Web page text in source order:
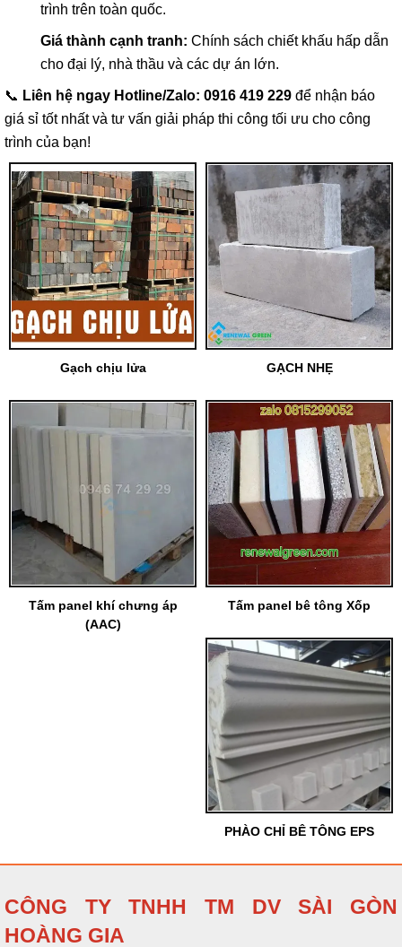
trình trên toàn quốc.
Giá thành cạnh tranh: Chính sách chiết khấu hấp dẫn
cho đại lý, nhà thầu và các dự án lớn.
📞 Liên hệ ngay Hotline/Zalo: 0916 419 229 để nhận báo
giá sỉ tốt nhất và tư vấn giải pháp thi công tối ưu cho công
trình của bạn!
Gạch chịu lửa GẠCH NHẸ
Tấm panel khí chưng áp
(AAC)
Tấm panel bê tông Xốp
PHÀO CHỈ BÊ TÔNG EPS
CÔNG TY TNHH TM DV SÀI GÒN
HOÀNG GIA